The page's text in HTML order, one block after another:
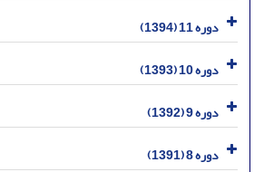
دوره 11 (1394)
دوره 10 (1393)
دوره 9 (1392)
دوره 8 (1391)